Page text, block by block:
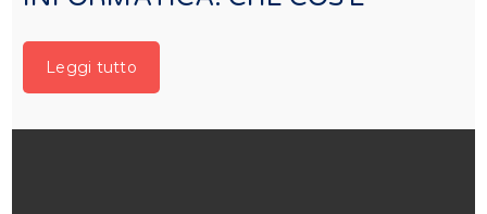
Leggi tutto